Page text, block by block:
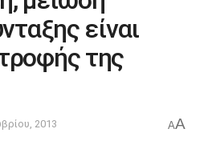
είναι
της
2013 AA